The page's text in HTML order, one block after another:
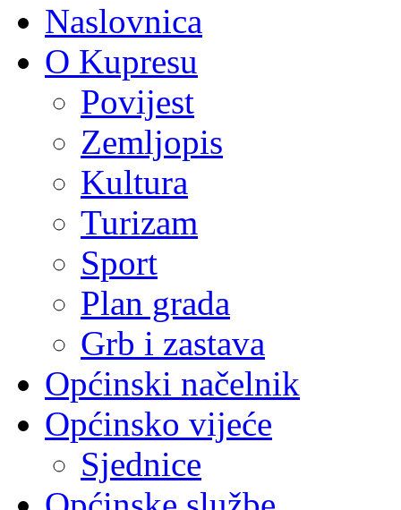
Naslovnica
O Kupresu
Povijest
Zemljopis
Kultura
Turizam
Sport
Plan grada
Grb i zastava
Općinski načelnik
Općinsko vijeće
Sjednice